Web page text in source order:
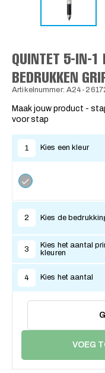
QUINTET 5-IN-1
BEDRUKKEN
Artikelnummer: A24-
Maak jouw product -
voor stap
1 Kies een kleur
2 Kies de
3
Kies het aantal
kleuren
4 Kies het aantal
VOEG